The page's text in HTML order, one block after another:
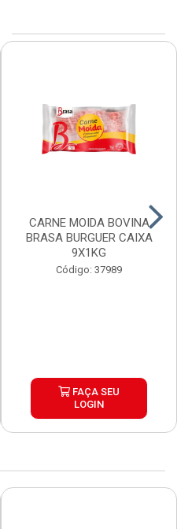
CARNE MOIDA BOVINA
BRASA BURGUER CAIXA
9X1KG
Código: 37989
FAÇA SEU
LOGIN